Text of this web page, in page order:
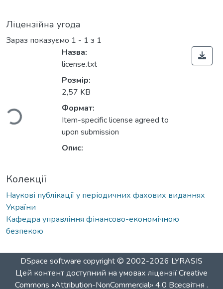
Ліцензійна угода
Зараз показуємо 1 - 1 з 1
Вантажиться...
Назва:
license.txt
Розмір:
2,57 KB
Формат:
Item-specific license agreed to
upon submission
Опис:
Колекції
Наукові публікації у періодичних фахових виданнях
України
Кафедра управління фінансово-економічною
безпекою
DSpace software copyright © 2002-2026 LYRASIS
Цей контент доступний на умовах ліцензіїCreative
Commons «Attribution-NonCommercial» 4.0 Всесвітня .